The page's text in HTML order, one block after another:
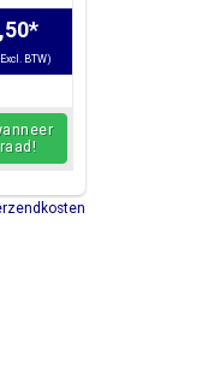
*
BTW)